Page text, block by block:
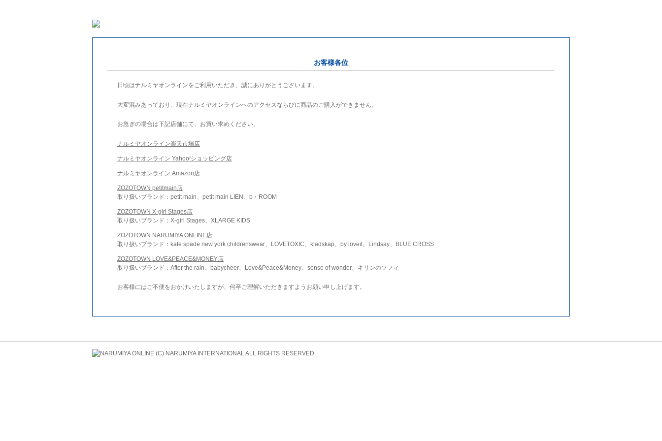
お客様各位
日頃はナルミヤオンラインをご利用いただき、誠にありがとうございます。
大変混みあっており、現在ナルミヤオンラインへのアクセスならびに商品のご購入ができません。
お急ぎの場合は下記店舗にて、お買い求めください。
ナルミヤオンライン楽天市場店
ナルミヤオンライン Yahoo!ショッピング店
ナルミヤオンライン Amazon店
ZOZOTOWN petitmain店
取り扱いブランド：petit main、petit main LIEN、b・ROOM
ZOZOTOWN X-girl Stages店
取り扱いブランド：X-girl Stages、XLARGE KIDS
ZOZOTOWN NARUMIYA ONLINE店
取り扱いブランド：kate spade new york childrenswear、LOVETOXIC、kladskap、by loveit、Lindsay、BLUE CROSS
ZOZOTOWN LOVE&PEACE&MONEY店
取り扱いブランド：After the rain、babycheer、Love&Peace&Money、sense of wonder、キリンのソフィ
お客様にはご不便をおかけいたしますが、何卒ご理解いただきますようお願い申し上げます。